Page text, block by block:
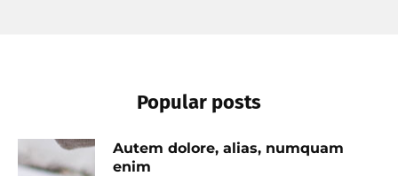
Popular posts
Autem dolore, alias, numquam
enim